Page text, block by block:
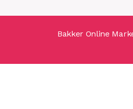
Bakker Online